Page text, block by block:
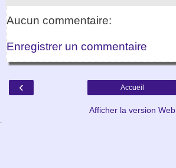
Aucun commentaire:
Enregistrer un commentaire
‹ Accueil
Afficher la version Web